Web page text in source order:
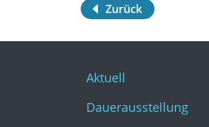
Zurück
Aktuell
Dauerausstellung